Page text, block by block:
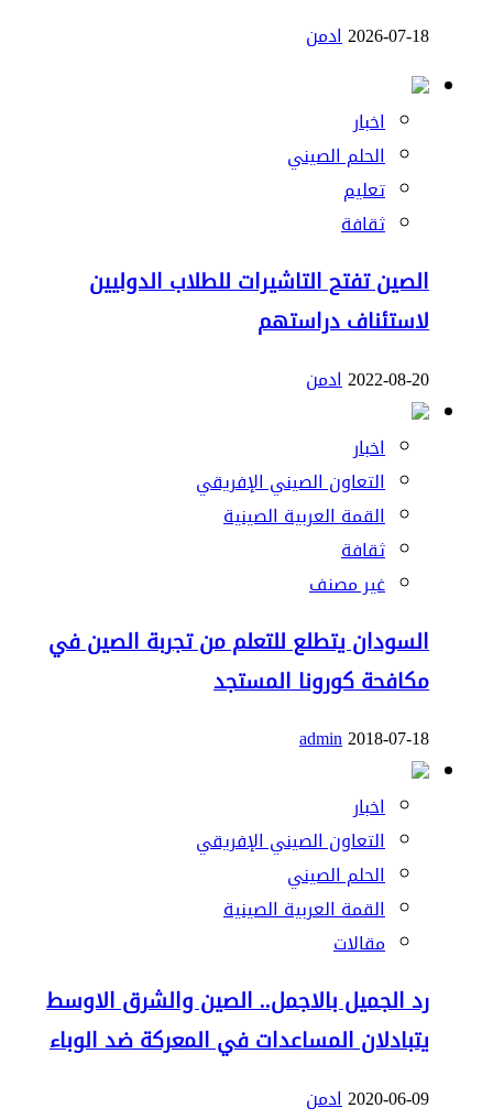
2026-07-18ادمن
اخبار
الحلم الصيني
تعليم
ثقافة
الصين تفتح التاشيرات للطلاب الدوليين
لاستئناف دراستهم
2022-08-20ادمن
اخبار
التعاون الصيني الإفريقي
القمة العربية الصينية
ثقافة
غير مصنف
السودان يتطلع للتعلم من تجربة الصين في
مكافحة كورونا المستجد
2018-07-18
admin
اخبار
التعاون الصيني الإفريقي
الحلم الصيني
القمة العربية الصينية
مقالات
رد الجميل بالاجمل.. الصين والشرق الاوسط
يتبادلان المساعدات في المعركة ضد الوباء
2020-06-09ادمن